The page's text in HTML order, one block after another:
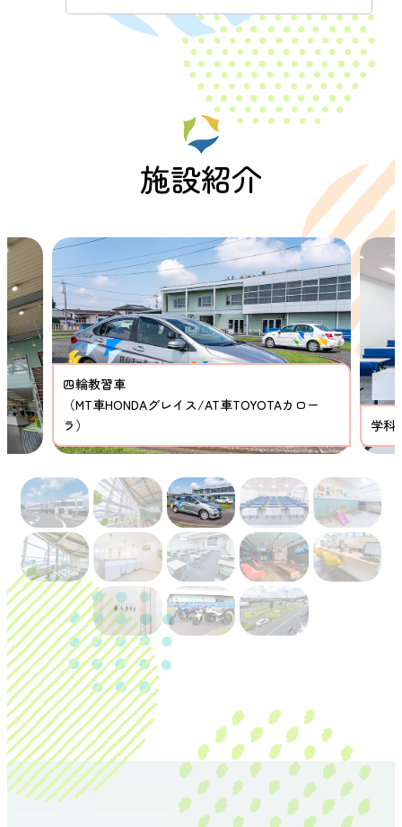
施設紹介
四輪教習車
（MT車HONDAグレイス/AT車TOYOTAカロー
ラ）
学科